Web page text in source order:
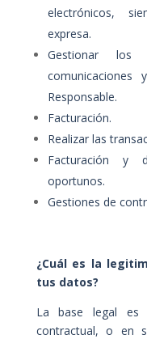
electrónicos,
expresa.
Gestionar los
Responsable.
Facturación.
Realizar las
Facturación y
oportunos.
Gestiones de
¿Cuál es la
tus datos?
La base legal es
contractual, o en